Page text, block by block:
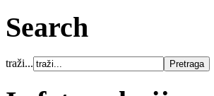
Search
traži...